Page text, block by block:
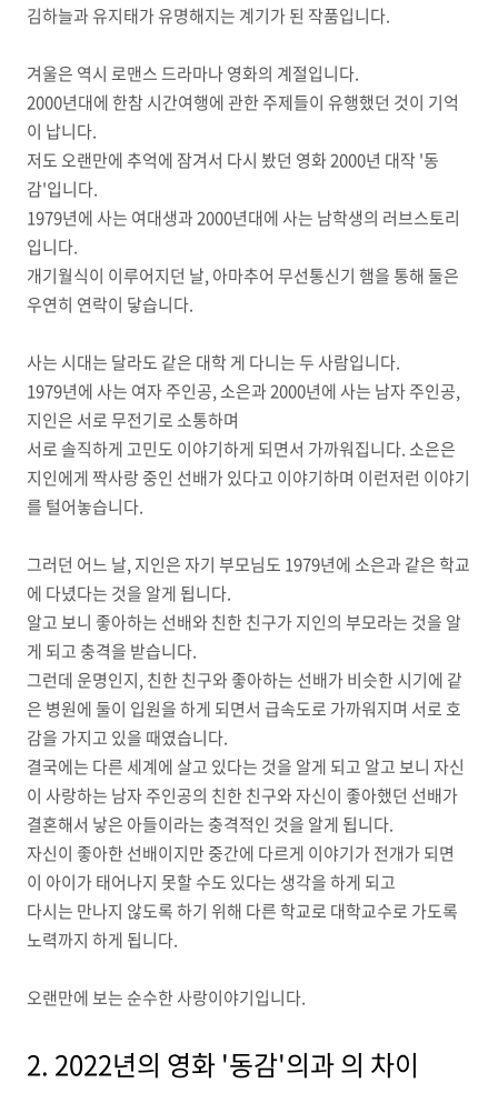
김하늘과 유지태가 유명해지는 계기가 된 작품입니다.
겨울은 역시 로맨스 드라마나 영화의 계절입니다.
2000년대에 한참 시간여행에 관한 주제들이 유행했던 것이 기억
이 납니다.
저도 오랜만에 추억에 잠겨서 다시 봤던 영화 2000년 대작 '동
감'입니다.
1979년에 사는 여대생과 2000년대에 사는 남학생의 러브스토리
입니다.
개기월식이 이루어지던 날, 아마추어 무선통신기 햄을 통해 둘은
우연히 연락이 닿습니다.
사는 시대는 달라도 같은 대학 게 다니는 두 사람입니다.
1979년에 사는 여자 주인공, 소은과 2000년에 사는 남자 주인공,
지인은 서로 무전기로 소통하며
서로 솔직하게 고민도 이야기하게 되면서 가까워집니다. 소은은
지인에게 짝사랑 중인 선배가 있다고 이야기하며 이런저런 이야기
를 털어놓습니다.
그러던 어느 날, 지인은 자기 부모님도 1979년에 소은과 같은 학교
에 다녔다는 것을 알게 됩니다.
알고 보니 좋아하는 선배와 친한 친구가 지인의 부모라는 것을 알
게 되고 충격을 받습니다.
그런데 운명인지, 친한 친구와 좋아하는 선배가 비슷한 시기에 같
은 병원에 둘이 입원을 하게 되면서 급속도로 가까워지며 서로 호
감을 가지고 있을 때였습니다.
결국에는 다른 세계에 살고 있다는 것을 알게 되고 알고 보니 자신
이 사랑하는 남자 주인공의 친한 친구와 자신이 좋아했던 선배가
결혼해서 낳은 아들이라는 충격적인 것을 알게 됩니다.
자신이 좋아한 선배이지만 중간에 다르게 이야기가 전개가 되면
이 아이가 태어나지 못할 수도 있다는 생각을 하게 되고
다시는 만나지 않도록 하기 위해 다른 학교로 대학교수로 가도록
노력까지 하게 됩니다.
오랜만에 보는 순수한 사랑이야기입니다.
2. 2022년의 영화 '동감'의과 의 차이